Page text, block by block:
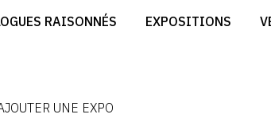
RAISONNÉS EXPOSITIONS
CRÉER SON CATALOGUE
UNE EXPO